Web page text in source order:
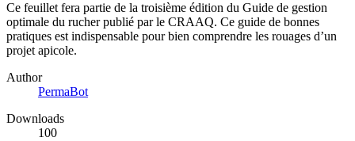
Ce feuillet fera partie de la troisième édition du Guide de gestion
optimale du rucher publié par le CRAAQ. Ce guide de bonnes
pratiques est indispensable pour bien comprendre les rouages d’un
projet apicole.
Author
PermaBot
Downloads
100